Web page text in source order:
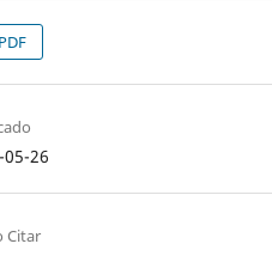
PDF
26
Citar